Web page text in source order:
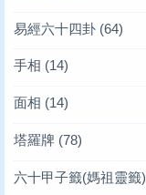
易經六十四卦 (64)
手相 (14)
面相 (14)
塔羅牌 (78)
六十甲子籤(媽祖靈籤)